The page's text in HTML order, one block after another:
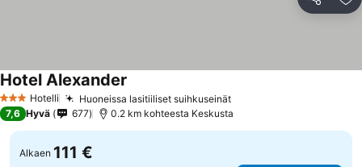
Jaa
3 Tähtiluokitus
Hotelli Huoneissa lasitiiliset suihkuseinät
Hotel Alexander
7,6 Hyvä 677 0.2 km kohteesta Keskusta
Alkaen 111 €